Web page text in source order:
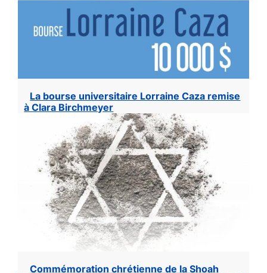
La bourse universitaire Lorraine Caza remise
à Clara Birchmeyer
Commémoration chrétienne de la Shoah